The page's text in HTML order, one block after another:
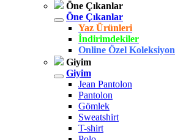
Öne Çıkanlar
Öne Çıkanlar
Yaz Ürünleri
İndirimdekiler
Online Özel Koleksiyon
Giyim
Giyim
Jean Pantolon
Pantolon
Gömlek
Sweatshirt
T-shirt